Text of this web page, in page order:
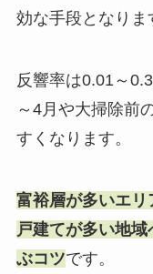
効な手段となりま
反響率は0.01～
～4月や大掃除前
すくなります。
富裕層が多いエ
戸建てが多い地
ぶコツです。